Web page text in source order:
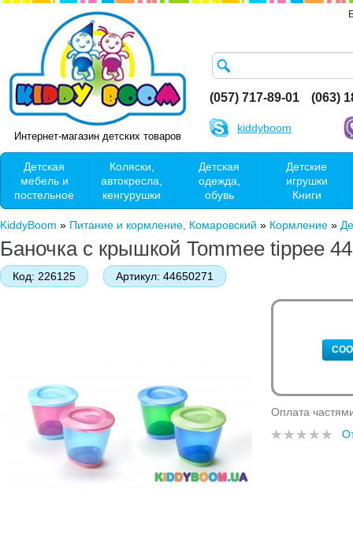
Интернет-магазин детских товаров
(057) 717-89-01 (063)
kiddyboom
Детская
мебель и
постельное
Коляски,
автокресла,
кенгурушки
Детская
одежда,
обувь
Детские
игрушки
Книги
KiddyBoom » Питание и кормление, Комаровский » Кормление »
Баночка с крышкой Tommee tippee
Код: 226125 Артикул: 44650271
Оплата